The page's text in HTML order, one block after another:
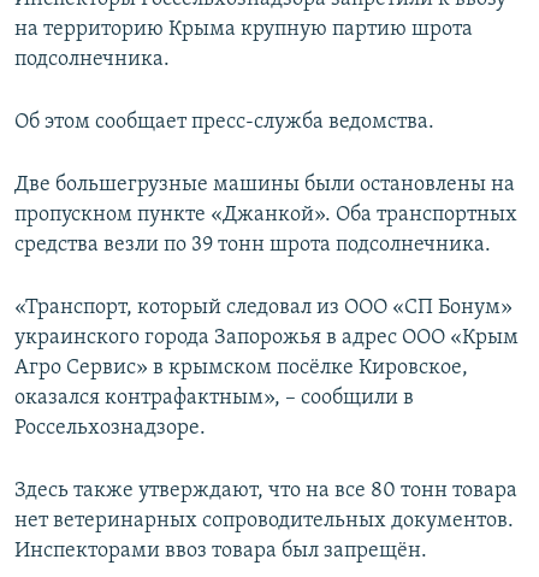
поиску
ТЕЛЕПРОЕКТ КРЫМ.РЕАЛИИ
ПРОПАВШИЕ БЕЗ ВЕСТИ
ПОБЕДИТЕЛЕЙ НЕ СУДЯТ?
КРЫМ.НЕПОКОРЕННЫЙ
УКРАИНСКАЯ ПРОБЛЕМА КРЫМА
Українською
Qırımtatar
ПРИСОЕДИНЯЙТЕСЬ!
Все сайты RFE/RL
на территорию Крыма крупную партию шрота
подсолнечника.
Об этом сообщает пресс-служба ведомства.
Две большегрузные машины были остановлены на
пропускном пункте «Джанкой». Оба транспортных
средства везли по 39 тонн шрота подсолнечника.
«Транспорт, который следовал из ООО «СП Бонум»
украинского города Запорожья в адрес ООО «Крым
Агро Сервис» в крымском посёлке Кировское,
оказался контрафактным», – сообщили в
Россельхознадзоре.
Здесь также утверждают, что на все 80 тонн товара
нет ветеринарных сопроводительных документов.
Инспекторами ввоз товара был запрещён.